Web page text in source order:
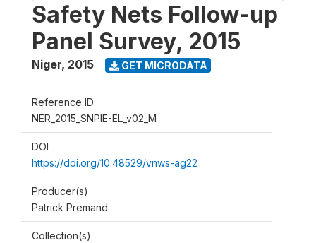
Safety Nets Follow-up
Panel Survey, 2015
Niger, 2015 GET MICRODATA
Reference ID
NER_2015_SNPIE-EL_v02_M
DOI
https://doi.org/10.48529/vnws-ag22
Producer(s)
Patrick Premand
Collection(s)